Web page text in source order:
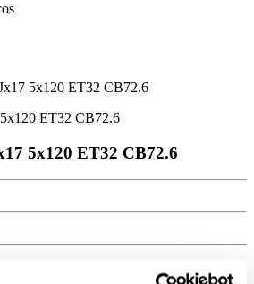
5x120 ET32 CB72.6
5x120 ET32 CB72.6